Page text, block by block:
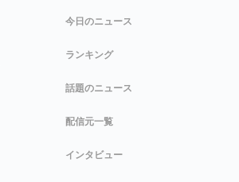
今日のニュース
ランキング
話題のニュース
配信元一覧
インタビュー